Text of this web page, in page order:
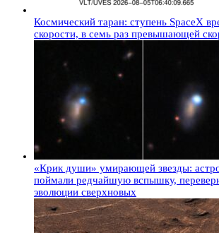
Космический таран: ступень SpaceX
скорости, в семь раз превышающей
«Крик души» умирающей звезды:
поймали редчайшую вспышку,
эволюции сверхновых